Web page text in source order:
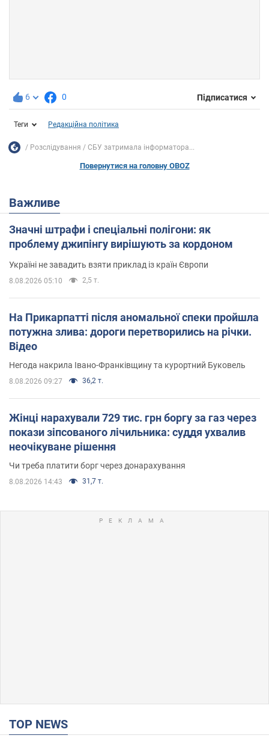
6 0 Підписатися
Теги Редакційна політика
Розслідування СБУ затримала інформатора...
Повернутися на головну OBOZ
Важливе
Значні штрафи і спеціальні полігони: як
проблему джипінгу вирішують за кордоном
Україні не завадить взяти приклад із країн Європи
8.08.2026 05:10 2,5 т.
На Прикарпатті після аномальної спеки пройшла
потужна злива: дороги перетворились на річки.
Відео
Негода накрила Івано-Франківщину та курортний Буковель
8.08.2026 09:27 36,2 т.
Жінці нарахували 729 тис. грн боргу за газ через
покази зіпсованого лічильника: суддя ухвалив
неочікуване рішення
Чи треба платити борг через донарахування
8.08.2026 14:43 31,7 т.
TOP NEWS